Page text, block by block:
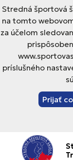
Stredná športová
na tomto
za účelom
príslušného
Prijať